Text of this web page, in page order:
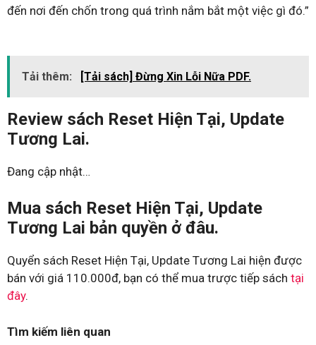
đến nơi đến chốn trong quá trình nắm bắt một việc gì đó.”
Tải thêm: [Tải sách] Đừng Xin Lỗi Nữa PDF.
Review sách Reset Hiện Tại, Update
Tương Lai.
Đang cập nhật…
Mua sách Reset Hiện Tại, Update
Tương Lai bản quyền ở đâu.
Quyển sách Reset Hiện Tại, Update Tương Lai hiện được
bán với giá 110.000đ, bạn có thể mua trược tiếp sách tại
đây.
Tìm kiếm liên quan